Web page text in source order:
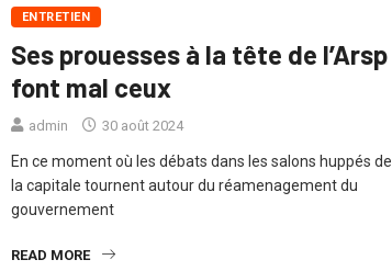
ENTRETIEN
Ses prouesses à la tête de l’Arsp
font mal ceux
admin 30 août 2024
En ce moment où les débats dans les salons huppés de
la capitale tournent autour du réamenagement du
gouvernement
READ MORE